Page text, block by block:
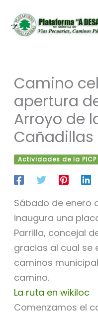
contenido
Camino
apertura
Arroyo de
Cañadillas
Actividades de la PICP
Sábado de enero
inaugura una
Parrilla, concejal
gracias al cual se
caminos
camino.
La ruta en wikiloc
Comenzamos el